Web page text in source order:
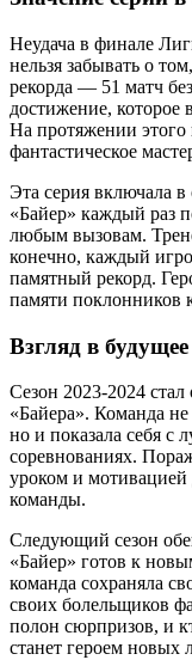
Неудача в финале
нельзя забывать о
рекорда — 51 матч
достижение, которое
На протяжении этого
фантастическое
Эта серия включала
«Байер» каждый раз
любым вызовам.
конечно, каждый
памятный рекорд.
памяти поклонников
Взгляд в будущее
Сезон 2023-2024
«Байера». Команда
но и показала себя с
соревнованиях.
уроком и мотивацией
команды.
Следующий сезон
«Байер» готов к
команда сохраняла
своих болельщиков
полон сюрпризов, и
станет героем новых